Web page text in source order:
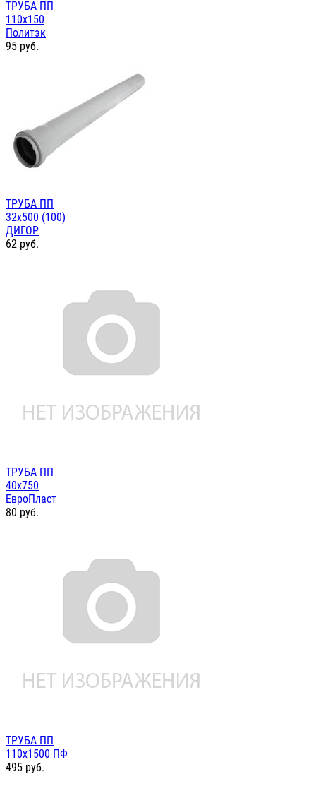
ТРУБА ПП
110х150
Политэк
95 руб.
ТРУБА ПП
32х500 (100)
ДИГОР
62 руб.
ТРУБА ПП
40х750
ЕвроПласт
80 руб.
ТРУБА ПП
110х1500 ПФ
495 руб.